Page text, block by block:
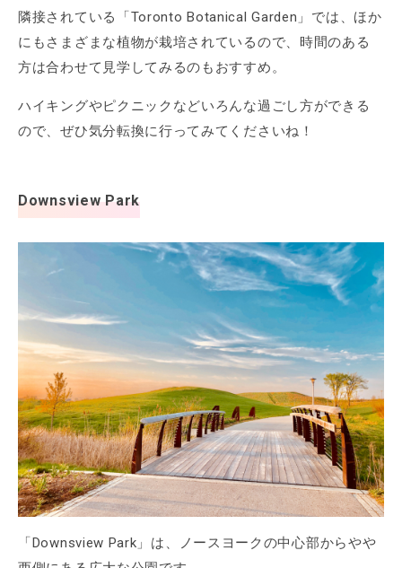
隣接されている「Toronto Botanical Garden」では、ほか
にもさまざまな植物が栽培されているので、時間のある
方は合わせて見学してみるのもおすすめ。
ハイキングやピクニックなどいろんな過ごし方ができる
ので、ぜひ気分転換に行ってみてくださいね！
Downsview Park
「Downsview Park」は、ノースヨークの中心部からやや